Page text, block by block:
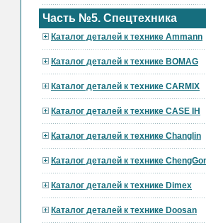
Часть №5. Спецтехника
Каталог деталей к технике Ammann
Каталог деталей к технике BOMAG
Каталог деталей к технике CARMIX
Каталог деталей к технике CASE IH
Каталог деталей к технике Changlin
Каталог деталей к технике
Каталог деталей к технике Dimex
Каталог деталей к технике Doosan